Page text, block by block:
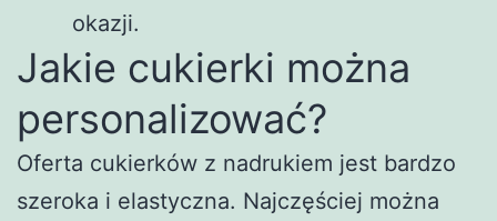
okazji.
Jakie cukierki można
personalizować?
Oferta cukierków z nadrukiem jest bardzo
szeroka i elastyczna. Najczęściej można